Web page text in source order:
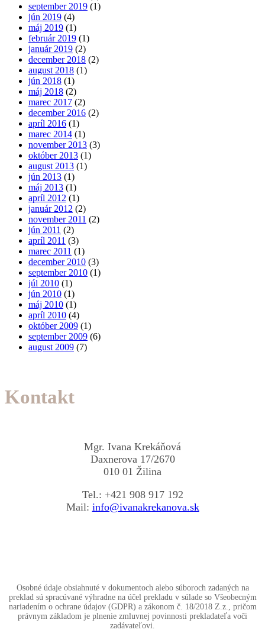
september 2019 (1)
jún 2019 (4)
máj 2019 (1)
február 2019 (1)
január 2019 (2)
december 2018 (2)
august 2018 (1)
jún 2018 (1)
máj 2018 (2)
marec 2017 (2)
december 2016 (2)
apríl 2016 (1)
marec 2014 (1)
november 2013 (3)
október 2013 (1)
august 2013 (1)
jún 2013 (1)
máj 2013 (1)
apríl 2012 (1)
január 2012 (2)
november 2011 (2)
jún 2011 (2)
apríl 2011 (3)
marec 2011 (1)
december 2010 (3)
september 2010 (1)
júl 2010 (1)
jún 2010 (1)
máj 2010 (1)
apríl 2010 (4)
október 2009 (1)
september 2009 (6)
august 2009 (7)
Kontakt
Mgr. Ivana Krekáňová
Daxnerova 17/2670
010 01 Žilina
Tel.: +421 908 917 192
Mail: info@ivanakrekanova.sk
Osobné údaje obsiahnuté v dokumentoch alebo súboroch zadaných na
preklad sú spracúvané výhradne na účel prekladu v súlade so Všeobecným
nariadením o ochrane údajov (GDPR) a zákonom č. 18/2018 Z.z., pričom
právnym základom je plnenie zmluvnej povinnosti prekladateľa voči
zadávateľovi.